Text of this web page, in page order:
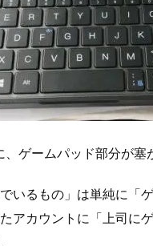
ゲームパッド部分が塞
いるもの」は単純に「
アカウントに「上司に